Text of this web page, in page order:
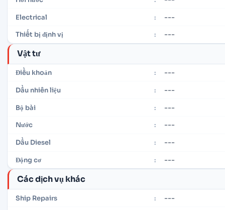
Electrical : ---
Thiết bị định vị : ---
Vật tư
Điều khoản : ---
Dầu nhiên liệu : ---
Bộ bài : ---
Nước : ---
Dầu Diesel : ---
Động cơ : ---
Các dịch vụ khác
Ship Repairs : ---